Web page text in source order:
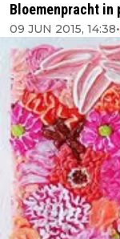
Bloemenpracht in
09 JUN 2015, 14:38•